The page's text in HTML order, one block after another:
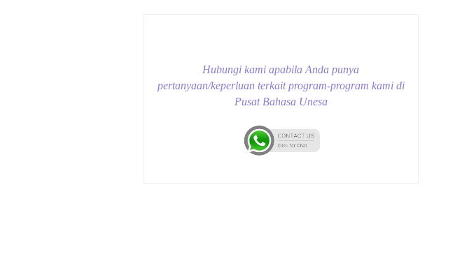
Hubungi kami apabila Anda punya
pertanyaan/keperluan terkait program-program kami di
Pusat Bahasa Unesa